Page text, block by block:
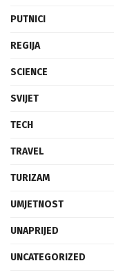
PUTNICI
REGIJA
SCIENCE
SVIJET
TECH
TRAVEL
TURIZAM
UMJETNOST
UNAPRIJED
UNCATEGORIZED